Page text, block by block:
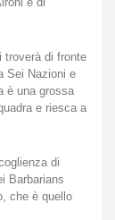
troverà di fronte
Sei Nazioni e
è una grossa
e riesca a
di
Barbarians
che è quello